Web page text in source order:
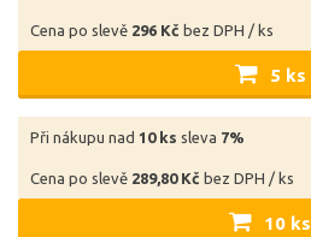
Cena po slevě 296 Kč bez DPH / ks
5 ks
Při nákupu nad 10 ks sleva 7%
Cena po slevě 289,80 Kč bez DPH / ks
10 ks